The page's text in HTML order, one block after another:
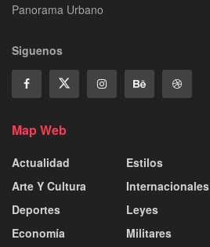
Panorama Urbano
Siguenos
Map Web
Actualidad
Arte Y Cultura
Deportes
Economía
Estilos
Internacionales
Leyes
Militares